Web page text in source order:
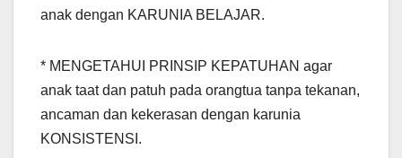
anak dengan KARUNIA BELAJAR.
* MENGETAHUI PRINSIP KEPATUHAN agar
anak taat dan patuh pada orangtua tanpa tekanan,
ancaman dan kekerasan dengan karunia
KONSISTENSI.